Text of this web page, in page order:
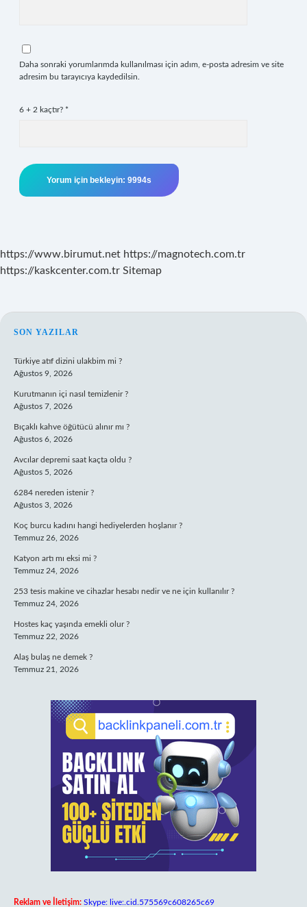
Daha sonraki yorumlarımda kullanılması için adım, e-posta adresim ve site
adresim bu tarayıcıya kaydedilsin.
6 + 2 kaçtır? *
https://www.birumut.net https://magnotech.com.tr
https://kaskcenter.com.tr Sitemap
SIDEBAR
SON YAZILAR
Türkiye atıf dizini ulakbim mi ?
Ağustos 9, 2026
Kurutmanın içi nasıl temizlenir ?
Ağustos 7, 2026
Bıçaklı kahve öğütücü alınır mı ?
Ağustos 6, 2026
Avcılar depremi saat kaçta oldu ?
Ağustos 5, 2026
6284 nereden istenir ?
Ağustos 3, 2026
Koç burcu kadını hangi hediyelerden hoşlanır ?
Temmuz 26, 2026
Katyon artı mı eksi mi ?
Temmuz 24, 2026
253 tesis makine ve cihazlar hesabı nedir ve ne için kullanılır ?
Temmuz 24, 2026
Hostes kaç yaşında emekli olur ?
Temmuz 22, 2026
Alaş bulaş ne demek ?
Temmuz 21, 2026
Reklam ve İletişim: Skype: live:.cid.575569c608265c69